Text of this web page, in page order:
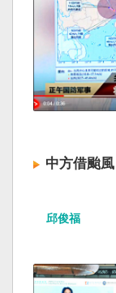
中方借颱
邱俊福